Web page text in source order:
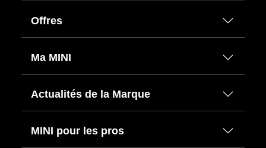
Offres
Ma MINI
Actualités de la Marque
MINI pour les pros